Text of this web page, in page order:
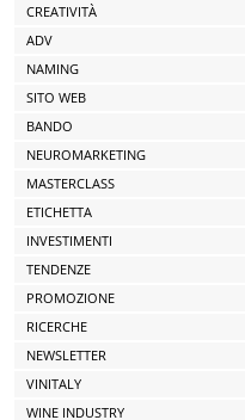
CREATIVITÀ
ADV
NAMING
SITO WEB
BANDO
NEUROMARKETING
MASTERCLASS
ETICHETTA
INVESTIMENTI
TENDENZE
PROMOZIONE
RICERCHE
NEWSLETTER
VINITALY
WINE INDUSTRY